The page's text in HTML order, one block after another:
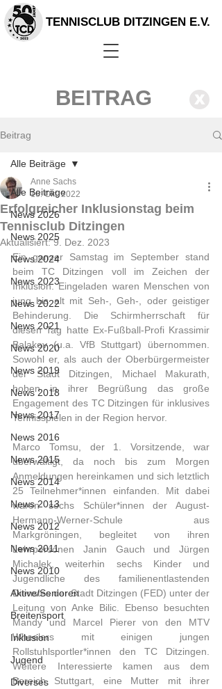
TENNISCLUB DITZINGEN E.V.
BEITRAG X
Beitrag
Alle Beiträge
News 2026
News 2025
News 2024
News 2023
News 2022
News 2021
News 2020
News 2019
News 2018
News 2017
News 2016
News 2015
News 2014
News 2013
News 2012
News 2011
News 2010
Aktive/Senioren
Breitensport
Inklusion
Jugend
Diverses
Alle Beiträge
Erfolgreicher Inklusionstag beim
Tennisclub Ditzingen
Anne Sachs
16. Okt. 2022
Aktualisiert:9. Dez. 2023
Ein ganzer Samstag im September stand
beim TC Ditzingen voll im Zeichen der
Inklusion. Eingeladen waren Menschen von
jung bis alt mit Seh-, Geh-, oder geistiger
Behinderung. Die Schirmherrschaft für
diesen Tag hatte Ex-Fußball-Profi Krassimir
Balakov (u.a. VfB Stuttgart) übernommen.
Sowohl er, als auch der Oberbürgermeister
der Stadt Ditzingen, Michael Makurath,
hoben in ihrer Begrüßung das große
Engagement des TC Ditzingen für inklusives
Tennisspielen in der Region hervor.
Marco Tomsu, der 1. Vorsitzende, war
überwältigt, da noch bis zum Morgen
Anmeldungen hereinkamen und sich letztlich
25 Teilnehmer*innen einfanden. Mit dabei
waren sechs Schüler*innen der August-
Hermann-Werner-Schule aus
Markgröningen, begleitet von ihren
Lehrpersonen Janin Gauch und Jürgen
Michalek, weiterhin sechs Kinder und
Jugendliche des familienentlastenden
Dienstes der Stadt Ditzingen (FED) unter der
Leitung von Anke Bilic. Ebenso besuchten
Mandy und Marcel Pierer von den MTV
Wheelers mit einigen jungen
Rollstuhlsportler*innen den TC Ditzingen.
Weitere Interessierte kamen aus dem
Bereich Stuttgart, eine Mutter mit ihrer